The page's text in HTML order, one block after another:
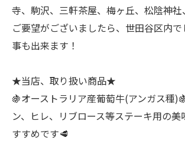
寺、駒沢、三軒茶屋、梅ヶ丘、松陰神
ご要望がございましたら、世田谷区内
事も出来ます！
★当店、取り扱い商品★
🍇オーストラリア産葡萄牛(アンガス種
ン、ヒレ、リブロース等ステーキ用の美
すすめです🥩